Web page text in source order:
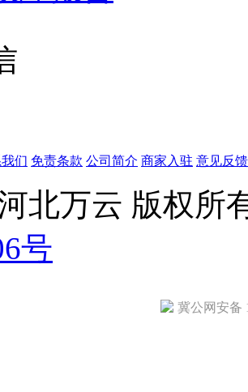
们 免责条款 公司简介 商家入驻 意见反馈
北万云 版权
号
冀公网安备